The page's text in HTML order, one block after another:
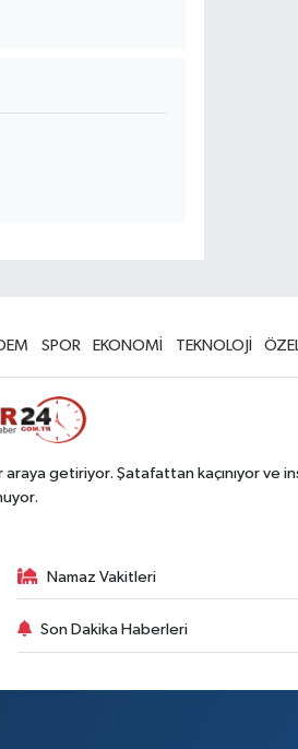
SPOR EKONOMİ TEKNOLOJİ
getiriyor. Şatafattan kaçınıyor ve
Namaz Vakitleri
Son Dakika Haberleri